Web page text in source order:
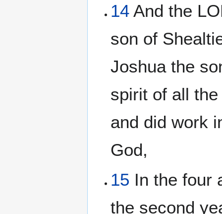
14 And the
son of
Joshua the
spirit of all
and did work
God,
15 In the four
the second